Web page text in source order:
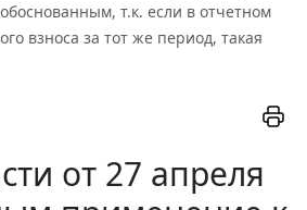
т.к. если в отчетном
взноса за тот же период, такая
от 27 апреля